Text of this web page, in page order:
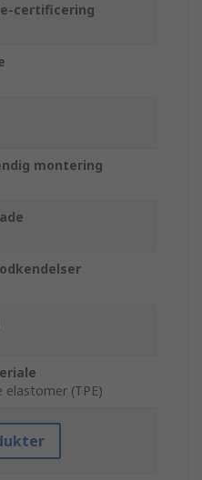
certificering
montering
elastomer (TPE)